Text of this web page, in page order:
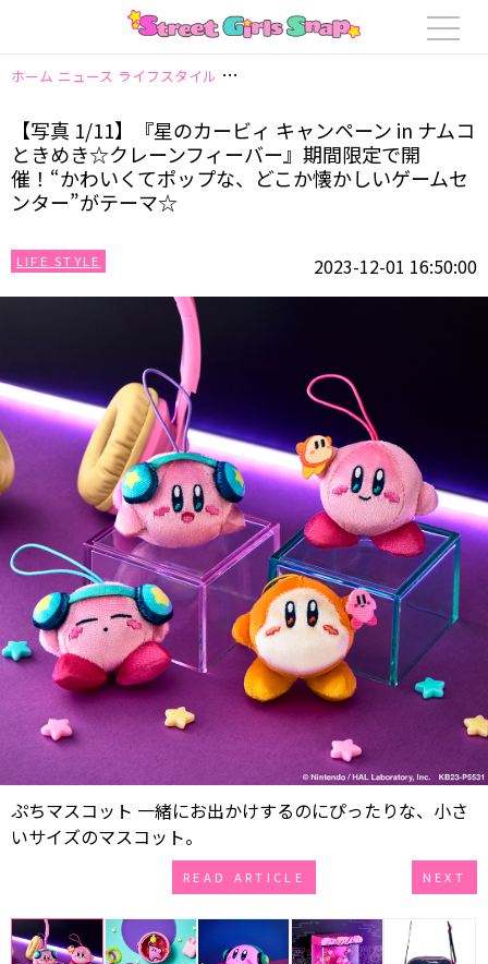
ホーム ニュース ライフスタイル 【写真 1/11】『星のカービィ キャンペ
【写真 1/11】『星のカービィ キャンペーン in ナムコ
ときめき☆クレーンフィーバー』期間限定で開
催！“かわいくてポップな、どこか懐かしいゲームセ
ンター”がテーマ☆
LIFE STYLE 2023-12-01 16:50:00
ぷちマスコット 一緒にお出かけするのにぴったりな、小さ
いサイズのマスコット。
READ ARTICLE NEXT